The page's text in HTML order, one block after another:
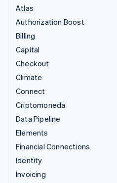
Atlas
Authorization Boost
Billing
Capital
Checkout
Climate
Connect
Criptomoneda
Data Pipeline
Elements
Financial Connections
Identity
Invoicing